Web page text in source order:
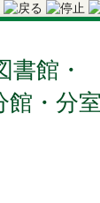
書館・
館・分室